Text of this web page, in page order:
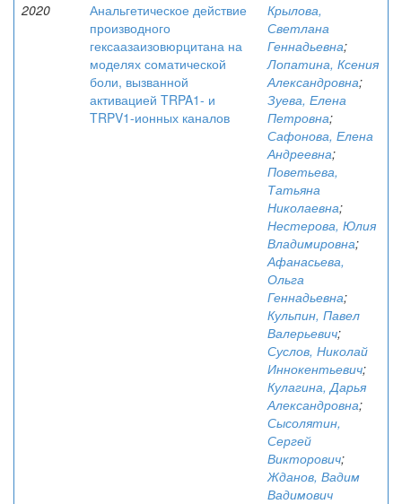
2020
Анальгетическое действие
производного
гексаазаизовюрцитана на
моделях соматической
боли, вызванной
активацией TRPA1- и
TRPV1-ионных каналов
Крылова,
Светлана
Геннадьевна;
Лопатина, Ксения
Александровна;
Зуева, Елена
Петровна;
Сафонова, Елена
Андреевна;
Поветьева,
Татьяна
Николаевна;
Нестерова, Юлия
Владимировна;
Афанасьева,
Ольга
Геннадьевна;
Кульпин, Павел
Валерьевич;
Суслов, Николай
Иннокентьевич;
Кулагина, Дарья
Александровна;
Сысолятин,
Сергей
Викторович;
Жданов, Вадим
Вадимович